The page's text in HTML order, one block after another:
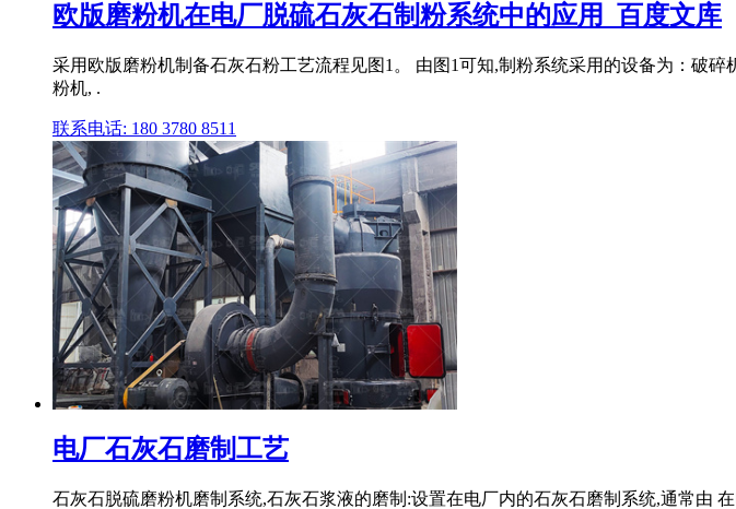
欧版磨粉机在电厂脱硫石灰石制粉系统中的应用_百度文库
采用欧版磨粉机制备石灰石粉工艺流程见图1。 由图1可知,制粉系统采用的设备为：破
粉机, .
联系电话: 180 3780 8511
电厂石灰石磨制工艺
石灰石脱硫磨粉机磨制系统,石灰石浆液的磨制:设置在电厂内的石灰石磨制系统,通常由